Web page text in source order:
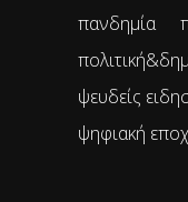
πανδημία
ψευδείς
ψηφιακή